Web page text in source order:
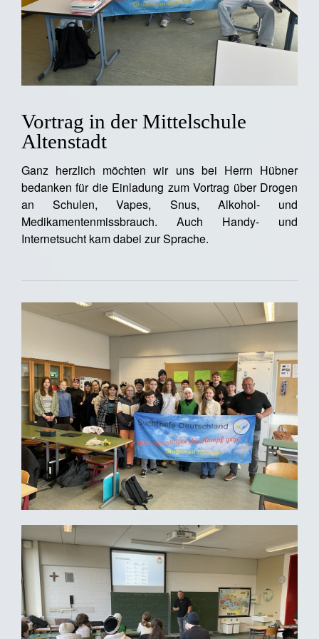
Vortrag in der Mittelschule
Altenstadt
Ganz herzlich möchten wir uns bei Herrn Hübner
bedanken für die Einladung zum Vortrag über Drogen
an Schulen, Vapes, Snus, Alkohol- und
Medikamentenmissbrauch. Auch Handy- und
Internetsucht kam dabei zur Sprache.